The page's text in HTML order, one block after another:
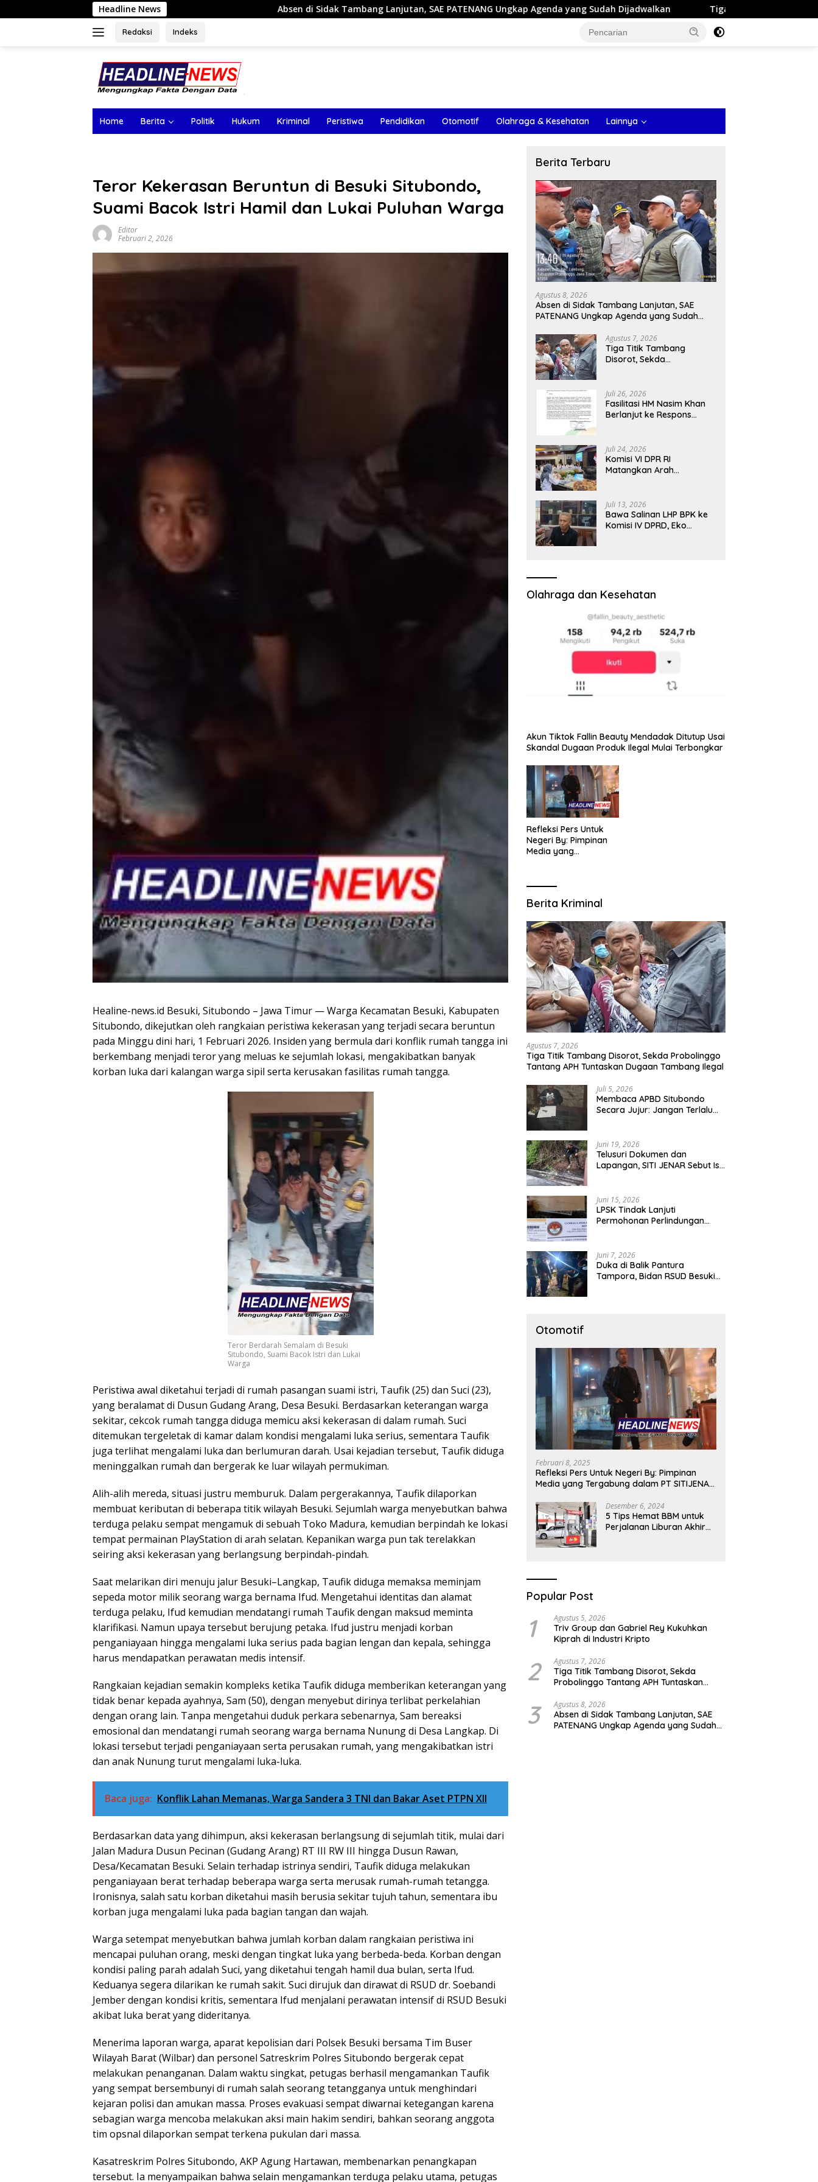
ke
Headline News Absen di Sidak Tambang Lanjutan, SAE PATENANG Ungkap Agenda yang Sudah Dijadwalkan Tiga Titik Tambang Disorot, Sekda Probolinggo
Redaksi Indeks
Home Berita Politik Hukum Kriminal Peristiwa Pendidikan Otomotif Olahraga & Kesehatan Lainnya
Teror Kekerasan Beruntun di Besuki Situbondo,
Suami Bacok Istri Hamil dan Lukai Puluhan Warga
Editor
Februari 2, 2026
Healine-news.id Besuki, Situbondo – Jawa Timur — Warga Kecamatan Besuki, Kabupaten
Situbondo, dikejutkan oleh rangkaian peristiwa kekerasan yang terjadi secara beruntun
pada Minggu dini hari, 1 Februari 2026. Insiden yang bermula dari konflik rumah tangga ini
berkembang menjadi teror yang meluas ke sejumlah lokasi, mengakibatkan banyak
korban luka dari kalangan warga sipil serta kerusakan fasilitas rumah tangga.
Teror Berdarah Semalam di Besuki
Situbondo, Suami Bacok Istri dan Lukai
Warga
Peristiwa awal diketahui terjadi di rumah pasangan suami istri, Taufik (25) dan Suci (23),
yang beralamat di Dusun Gudang Arang, Desa Besuki. Berdasarkan keterangan warga
sekitar, cekcok rumah tangga diduga memicu aksi kekerasan di dalam rumah. Suci
ditemukan tergeletak di kamar dalam kondisi mengalami luka serius, sementara Taufik
juga terlihat mengalami luka dan berlumuran darah. Usai kejadian tersebut, Taufik diduga
meninggalkan rumah dan bergerak ke luar wilayah permukiman.
Alih-alih mereda, situasi justru memburuk. Dalam pergerakannya, Taufik dilaporkan
membuat keributan di beberapa titik wilayah Besuki. Sejumlah warga menyebutkan bahwa
terduga pelaku sempat mengamuk di sebuah Toko Madura, kemudian berpindah ke lokasi
tempat permainan PlayStation di arah selatan. Kepanikan warga pun tak terelakkan
seiring aksi kekerasan yang berlangsung berpindah-pindah.
Saat melarikan diri menuju jalur Besuki–Langkap, Taufik diduga memaksa meminjam
sepeda motor milik seorang warga bernama Ifud. Mengetahui identitas dan alamat
terduga pelaku, Ifud kemudian mendatangi rumah Taufik dengan maksud meminta
klarifikasi. Namun upaya tersebut berujung petaka. Ifud justru menjadi korban
penganiayaan hingga mengalami luka serius pada bagian lengan dan kepala, sehingga
harus mendapatkan perawatan medis intensif.
Rangkaian kejadian semakin kompleks ketika Taufik diduga memberikan keterangan yang
tidak benar kepada ayahnya, Sam (50), dengan menyebut dirinya terlibat perkelahian
dengan orang lain. Tanpa mengetahui duduk perkara sebenarnya, Sam bereaksi
emosional dan mendatangi rumah seorang warga bernama Nunung di Desa Langkap. Di
lokasi tersebut terjadi penganiayaan serta perusakan rumah, yang mengakibatkan istri
dan anak Nunung turut mengalami luka-luka.
Baca juga: Konflik Lahan Memanas, Warga Sandera 3 TNI dan Bakar Aset PTPN XII
Berdasarkan data yang dihimpun, aksi kekerasan berlangsung di sejumlah titik, mulai dari
Jalan Madura Dusun Pecinan (Gudang Arang) RT III RW III hingga Dusun Rawan,
Desa/Kecamatan Besuki. Selain terhadap istrinya sendiri, Taufik diduga melakukan
penganiayaan berat terhadap beberapa warga serta merusak rumah-rumah tetangga.
Ironisnya, salah satu korban diketahui masih berusia sekitar tujuh tahun, sementara ibu
korban juga mengalami luka pada bagian tangan dan wajah.
Warga setempat menyebutkan bahwa jumlah korban dalam rangkaian peristiwa ini
mencapai puluhan orang, meski dengan tingkat luka yang berbeda-beda. Korban dengan
kondisi paling parah adalah Suci, yang diketahui tengah hamil dua bulan, serta Ifud.
Keduanya segera dilarikan ke rumah sakit. Suci dirujuk dan dirawat di RSUD dr. Soebandi
Jember dengan kondisi kritis, sementara Ifud menjalani perawatan intensif di RSUD Besuki
akibat luka berat yang dideritanya.
Menerima laporan warga, aparat kepolisian dari Polsek Besuki bersama Tim Buser
Wilayah Barat (Wilbar) dan personel Satreskrim Polres Situbondo bergerak cepat
melakukan penanganan. Dalam waktu singkat, petugas berhasil mengamankan Taufik
yang sempat bersembunyi di rumah salah seorang tetangganya untuk menghindari
kejaran polisi dan amukan massa. Proses evakuasi sempat diwarnai ketegangan karena
sebagian warga mencoba melakukan aksi main hakim sendiri, bahkan seorang anggota
tim opsnal dilaporkan sempat terkena pukulan dari massa.
Kasatreskrim Polres Situbondo, AKP Agung Hartawan, membenarkan penangkapan
tersebut. Ia menyampaikan bahwa selain mengamankan terduga pelaku utama, petugas
Berita Terbaru
Agustus 8, 2026
Absen di Sidak Tambang Lanjutan, SAE
PATENANG Ungkap Agenda yang Sudah
Agustus 7, 2026
Tiga Titik Tambang
Disorot, Sekda
Tambang Ilegal
Juli 26, 2026
Fasilitasi HM Nasim Khan
Berlanjut ke Respons
Tahap Pembahasan
Dijajaran Direksi
Juli 24, 2026
Komisi VI DPR RI
Matangkan Arah
Tekankan Sinergi Nasional
Juli 13, 2026
Bawa Salinan LHP BPK ke
Komisi IV DPRD, Eko
Olahraga dan Kesehatan
Akun Tiktok Fallin Beauty Mendadak Ditutup Usai
Skandal Dugaan Produk Ilegal Mulai Terbongkar
Refleksi Pers Untuk
Negeri By: Pimpinan
Media yang
MULTIMEDIA
Berita Kriminal
Agustus 7, 2026
Tiga Titik Tambang Disorot, Sekda Probolinggo
Tantang APH Tuntaskan Dugaan Tambang Ilegal
Juli 5, 2026
Membaca APBD Situbondo
Secara Jujur: Jangan Terlalu
Menutup Mata terhadap Tata
Kelola Daerah
Juni 19, 2026
Telusuri Dokumen dan
Lapangan, SITI JENAR Sebut Isu
Juni 15, 2026
LPSK Tindak Lanjuti
Permohonan Perlindungan
Berproses
Juni 7, 2026
Duka di Balik Pantura
Tampora, Bidan RSUD Besuki
Otomotif
Februari 8, 2025
Refleksi Pers Untuk Negeri By: Pimpinan
Media yang Tergabung dalam PT SITIJENAR
Desember 6, 2024
5 Tips Hemat BBM untuk
Perjalanan Liburan Akhir
Popular Post
1 Agustus 5, 2026
Triv Group dan Gabriel Rey Kukuhkan
Kiprah di Industri Kripto
2 Agustus 7, 2026
Tiga Titik Tambang Disorot, Sekda
Probolinggo Tantang APH Tuntaskan
3 Agustus 8, 2026
Absen di Sidak Tambang Lanjutan, SAE
PATENANG Ungkap Agenda yang Sudah